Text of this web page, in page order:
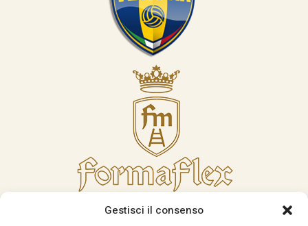
Gestisci il consenso